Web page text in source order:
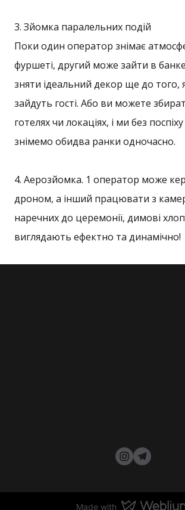
3. Зйомка паралельних подій
Поки один оператор знімає
фуршеті, другий може зайти в
зняти ідеальний декор ще до того,
зайдуть гості. Або ви можете
готелях чи локаціях, і ми без
знімемо обидва ранки одночасно.
4. Аерозйомка. 1 оператор може
дроном, а інший працювати з
наречних до церемонії, димові
виглядають ефектно та динамічно!
Made with